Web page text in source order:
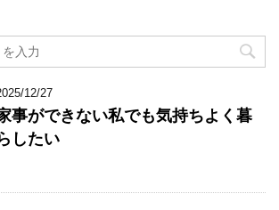
12/27
事ができない私でも気持ちよく暮
したい